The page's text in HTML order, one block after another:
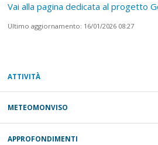
Vai alla pagina dedicata al progetto
Ultimo aggiornamento: 16/01/2026 08:27
ATTIVITÀ
METEOMONVISO
APPROFONDIMENTI